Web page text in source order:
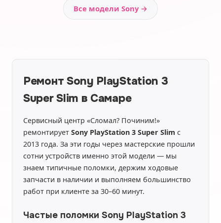
Все модели Sony →
Ремонт Sony PlayStation 3
Super Slim в Самаре
Сервисный центр «Сломал? Починим!»
ремонтирует Sony PlayStation 3 Super Slim с
2013 года. За эти годы через мастерские прошли
сотни устройств именно этой модели — мы
знаем типичные поломки, держим ходовые
запчасти в наличии и выполняем большинство
работ при клиенте за 30–60 минут.
Частые поломки Sony PlayStation 3